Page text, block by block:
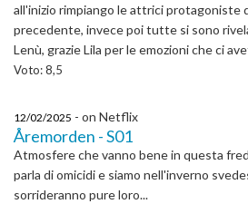
all'inizio rimpiango le attrici protagoniste
precedente, invece poi tutte si sono
Lenù, grazie Lila per le emozioni che ci
Voto: 8,5
12/02/2025 - on Netflix
Åremorden - S01
Atmosfere che vanno bene in questa
parla di omicidi e siamo nell'inverno
sorrideranno pure loro...